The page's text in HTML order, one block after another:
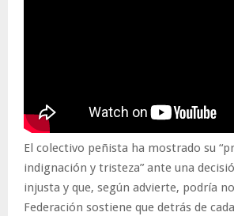
El colectivo peñista ha mostrado su
indignación y tristeza” ante una
injusta y que, según advierte, podría
Federación sostiene que detrás de